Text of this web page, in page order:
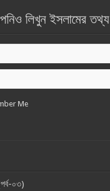
লিখুন ইসলামের তথ্য
Me
০৩)